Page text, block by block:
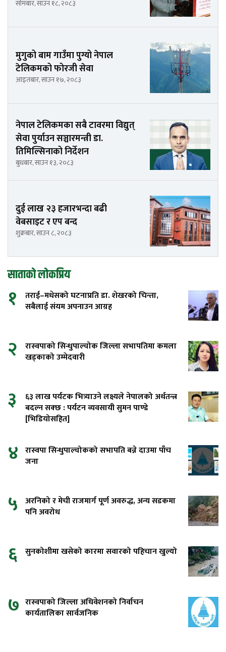
सोमबार, साउन १८, २०८३
मुगुको बाम गाउँमा पुग्यो नेपाल
टेलिकमको फोरजी सेवा
आइतबार, साउन १७, २०८३
नेपाल टेलिकमका सबै टावरमा विद्युत्
सेवा पुर्याउन सञ्चारमन्त्री डा.
तिमिल्सिनाको निर्देशन
बुधबार, साउन १३, २०८३
दुई लाख २३ हजारभन्दा बढी
वेबसाइट र एप बन्द
शुक्रबार, साउन ८, २०८३
साताको लोकप्रिय
१
तराई–मधेसको घटनाप्रति डा. शेखरको चिन्ता,
सबैलाई संयम अपनाउन आग्रह
२
रास्वपाको सिन्धुपाल्चोक जिल्ला सभापतिमा कमला
खड्काको उम्मेदवारी
३
६३ लाख पर्यटक भित्र्याउने लक्ष्यले नेपालको अर्थतन्त्र
बदल्न सक्छ : पर्यटन व्यवसायी सुमन पाण्डे
[भिडियोसहित]
४ रास्वपा सिन्धुपाल्चोकको सभापति बन्ने दाउमा पाँच
जना
५ अरनिको र मेची राजमार्ग पूर्ण अवरुद्ध, अन्य सडकमा
पनि अवरोध
६ सुनकोशीमा खसेको कारमा सवारको पहिचान खुल्यो
७ रास्वपाको जिल्ला अधिवेशनको निर्वाचन
कार्यतालिका सार्वजनिक